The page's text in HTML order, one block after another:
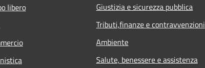
libero
Giustizia e sicurezza pubblica
Tributi,finanze e contravvenzioni
Ambiente
Salute, benessere e assistenza